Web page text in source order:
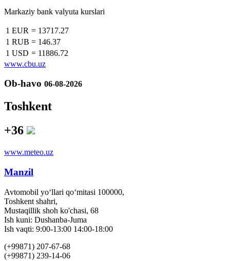
Markaziy bank valyuta kurslari
1 EUR = 13717.27
1 RUB = 146.37
1 USD = 11886.72
www.cbu.uz
Ob-havo 06-08-2026
Toshkent
+36
www.meteo.uz
Manzil
Avtomobil yo‘llari qo‘mitasi 100000,
Toshkent shahri,
Mustaqillik shoh ko'chasi, 68
Ish kuni: Dushanba-Juma
Ish vaqti: 9:00-13:00 14:00-18:00
(+99871) 207-67-68
(+99871) 239-14-06